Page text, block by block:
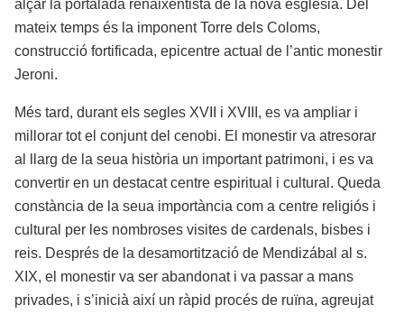
alçar la portalada renaixentista de la nova església. Del
mateix temps és la imponent Torre dels Coloms,
construcció fortificada, epicentre actual de l’antic monestir
Jeroni.
Més tard, durant els segles XVII i XVIII, es va ampliar i
millorar tot el conjunt del cenobi. El monestir va atresorar
al llarg de la seua història un important patrimoni, i es va
convertir en un destacat centre espiritual i cultural. Queda
constància de la seua importància com a centre religiós i
cultural per les nombroses visites de cardenals, bisbes i
reis. Després de la desamortització de Mendizábal al s.
XIX, el monestir va ser abandonat i va passar a mans
privades, i s’inicià així un ràpid procés de ruïna, agreujat